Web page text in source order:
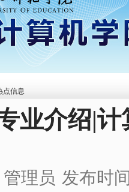
点信息
业介绍|
理员 发布时